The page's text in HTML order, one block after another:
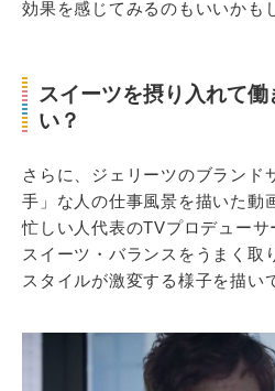
効果を感じてみるのもいいかも
スイーツを摂り入れて
い？
さらに、ジェリーツのブランド
手」な人の仕事風景を描いた動
忙しい人代表のTVプロデューサ
スイーツ・バランスをうまく取
スタイルが激変する様子を描い